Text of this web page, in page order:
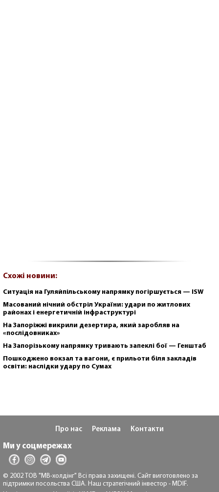
Схожі новини:
Ситуація на Гуляйпільському напрямку погіршується — ISW
Масований нічний обстріл України: удари по житлових
районах і енергетичній інфраструктурі
На Запоріжжі викрили дезертира, який заробляв на
«послідовниках»
На Запорізькому напрямку тривають запеклі бої — Генштаб
Пошкоджено вокзал та вагони, є прильоти біля закладів
освіти: наслідки удару по Сумах
Про нас Реклама Контакти
Ми у соцмережах
© 2002 ТОВ "МВ-холдінг" Всі права захищені. Сайт виготовлено за
підтримки посольства США. Наш стратегічний інвестор - MDIF.